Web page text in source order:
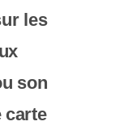
les
son
carte